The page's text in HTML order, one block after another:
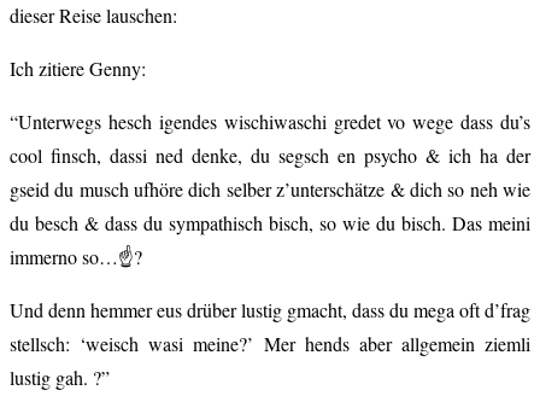
dieser Reise lauschen:
Ich zitiere Genny:
“Unterwegs hesch igendes wischiwaschi gredet vo wege dass du’s
cool finsch, dassi ned denke, du segsch en psycho & ich ha der
gseid du musch ufhöre dich selber z’unterschätze & dich so neh wie
du besch & dass du sympathisch bisch, so wie du bisch. Das meini
immerno so…☝?
Und denn hemmer eus drüber lustig gmacht, dass du mega oft d’frag
stellsch: ‘weisch wasi meine?’ Mer hends aber allgemein ziemli
lustig gah. ?”